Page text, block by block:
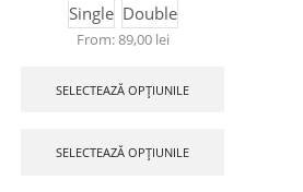
Single Double
From:89,00 lei
SELECTEAZĂ OPȚIUNILE
SELECTEAZĂ OPȚIUNILE